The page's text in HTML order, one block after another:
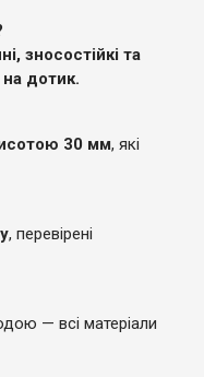
зносостійкі та
на дотик.
30 мм, які
, перевірені
— всі матеріали